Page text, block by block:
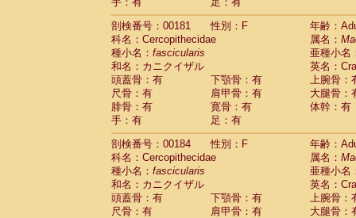
剖検番号：00181
性別：F
年齢：
科名：Cercopithecidae
属名：
種小名： fascicularis
亜種小名
和名：カニクイザル
英名：
頭蓋骨：有
下顎骨：有
上腕骨：
尺骨：有
肩甲骨：有
大腿骨：
腓骨：有
寛骨：有
体幹：有
手：有
足：有
剖検番号：00184
性別：F
年齢：
科名：Cercopithecidae
属名：
種小名： fascicularis
亜種小名
和名：カニクイザル
英名：
頭蓋骨：有
下顎骨：有
上腕骨：
尺骨：有
肩甲骨：有
大腿骨：